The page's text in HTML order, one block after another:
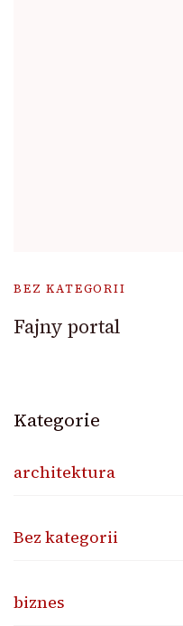
BEZ KATEGORII
Fajny portal
Kategorie
architektura
Bez kategorii
biznes